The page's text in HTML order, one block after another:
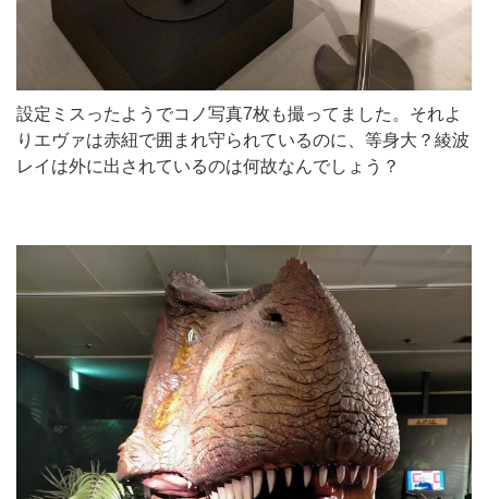
設定ミスったようでコノ写真7枚も撮ってました。それよ
りエヴァは赤紐で囲まれ守られているのに、等身大？綾波
レイは外に出されているのは何故なんでしょう？